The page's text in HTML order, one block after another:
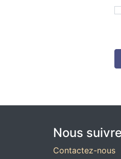
Nous suivre
Contactez-nous